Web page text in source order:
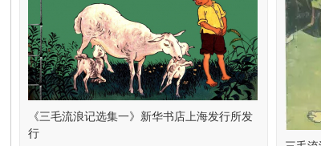
《三毛流浪记选集一》新华书店上海发行所发
行